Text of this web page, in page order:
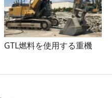
GTL燃料を使用する重機